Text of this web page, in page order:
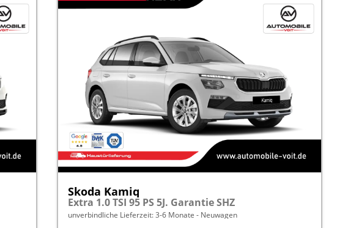
Skoda Kamiq
Extra 1.0 TSI 95 PS 5J. Garantie SHZ
unverbindliche Lieferzeit: 3-6 Monate Neuwagen